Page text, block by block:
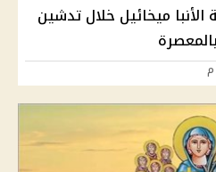
ميخائيل خلال تدشين